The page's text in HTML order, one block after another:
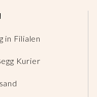
in Filialen
Kurier